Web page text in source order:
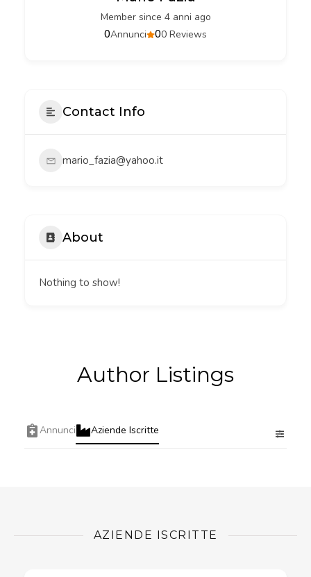
Member since 4 anni ago
00 Reviews
0Annunci
Contact Info
mario_fazia@yahoo.it
About
Nothing to show!
Author Listings
Annunci Aziende Iscritte
AZIENDE ISCRITTE